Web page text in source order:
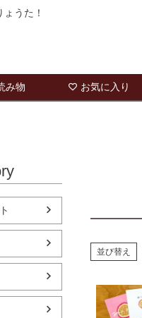
うた！
み物 お気に入り
並び替え